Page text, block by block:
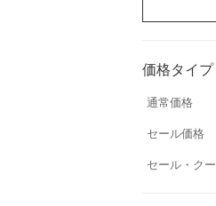
価格タイプ
通常価格
セール価格
セール・ク